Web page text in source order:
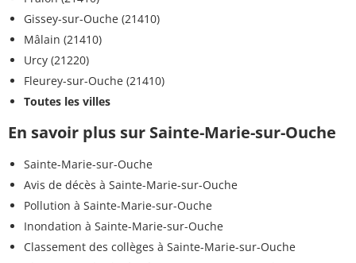
Gissey-sur-Ouche (21410)
Mâlain (21410)
Urcy (21220)
Fleurey-sur-Ouche (21410)
Toutes les villes
En savoir plus sur Sainte-Marie-sur-Ouche
Sainte-Marie-sur-Ouche
Avis de décès à Sainte-Marie-sur-Ouche
Pollution à Sainte-Marie-sur-Ouche
Inondation à Sainte-Marie-sur-Ouche
Classement des collèges à Sainte-Marie-sur-Ouche